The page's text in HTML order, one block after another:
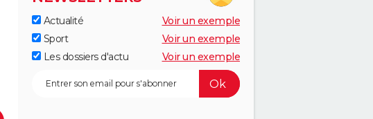
Actualité
Voir un exemple
Sport
Voir un exemple
Les dossiers d'actu
Voir un exemple